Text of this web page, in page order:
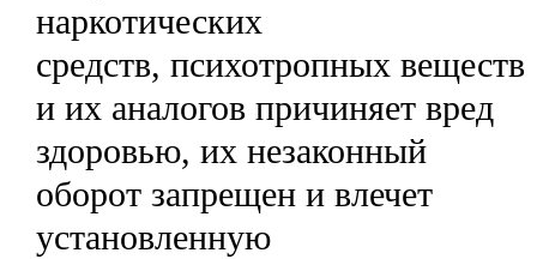
наркотических
средств, психотропных веществ
и их аналогов причиняет вред
здоровью, их незаконный
оборот запрещен и влечет
установленную